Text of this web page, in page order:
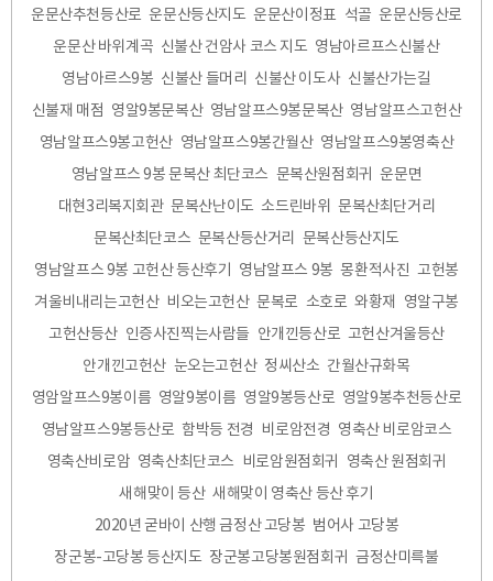
운문산추천등산로 운문산등산지도 운문산이정표 석골 운문산등산로
운문산 바위계곡 신불산 건암사 코스 지도 영남아르프스신불산
영남아르스9봉 신불산 들머리 신불산 이도사 신불산가는길
신불재 매점 영알9봉문복산 영남알프스9봉문복산 영남알프스고헌산
영남알프스9봉고헌산 영남알프스9봉간월산 영남알프스9봉영축산
영남알프스 9봉 문복산 최단코스 문복산원점회귀
운문면
대현3리복지회관 문복산난이도 소드린바위 문복산최단거리
문복산최단코스 문복산등산거리
문복산등산지도
영남알프스 9봉 고헌산 등산후기
영남알프스 9봉 몽환적사진 고헌봉
겨울비내리는고헌산 비오는고헌산 문복로 소호로 와황재
영알구봉
고헌산등산 인증사진찍는사람들 안개낀등산로 고헌산겨울등산
안개낀고헌산 눈오는고헌산 정씨산소 간월산규화목
영암알프스9봉이름 영알9봉이름 영알9봉등산로 영알9봉추천등산로
영남알프스9봉등산로 함박등 전경 비로암전경 영축산 비로암코스
영축산비로암 영축산최단코스 비로암원점회귀
영축산 원점회귀
새해맞이 등산 새해맞이 영축산 등산 후기
2020년 굳바이 산행 금정산 고당봉 범어사 고당봉
장군봉-고당봉 등산지도 장군봉고당봉원점회귀
금정산미륵불